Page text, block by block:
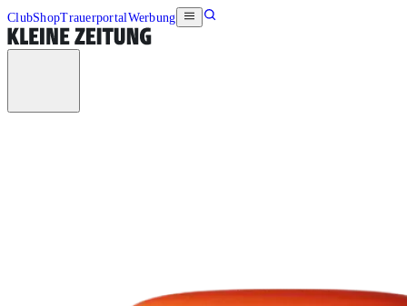
ClubShopTrauerportalWerbung